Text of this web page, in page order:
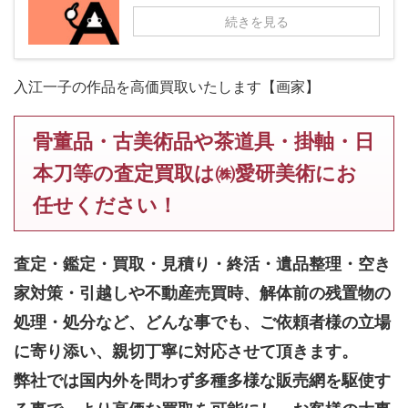
続きを見る
入江一子の作品を高価買取いたします【画家】
骨董品・古美術品や茶道具・掛軸・日
本刀等の査定買取は㈱愛研美術にお
任せください！
査定・鑑定・買取・見積り・終活・遺品整理・空き
家対策・引越しや不動産売買時、解体前の残置物の
処理・処分など、どんな事でも、 ご依頼者様の立場
に寄り添い、親切丁寧に対応させて頂きます。
弊社では国内外を問わず多種多様な販売網を駆使す